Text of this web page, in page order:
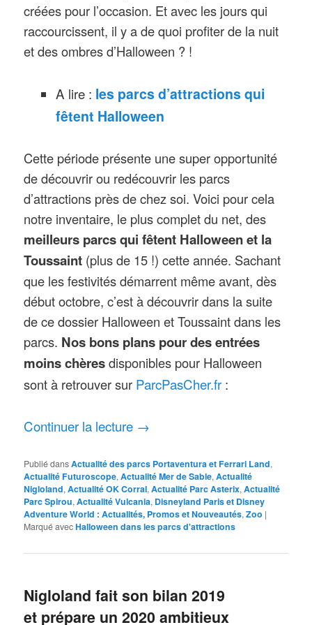
créées pour l’occasion. Et avec les jours qui
raccourcissent, il y a de quoi profiter de la nuit
et des ombres d’Halloween ? !
A lire : les parcs d’attractions qui
fêtent Halloween
Cette période présente une super opportunité
de découvrir ou redécouvrir les parcs
d’attractions près de chez soi. Voici pour cela
notre inventaire, le plus complet du net, des
meilleurs parcs qui fêtent Halloween et la
Toussaint (plus de 15 !) cette année. Sachant
que les festivités démarrent même avant, dès
début octobre, c’est à découvrir dans la suite
de ce dossier Halloween et Toussaint dans les
parcs. Nos bons plans pour des entrées
moins chèresdisponibles pour Halloween
sont à retrouver sur ParcPasCher.fr :
Continuer la lecture →
Publié dansActualité des parcs Portaventura et Ferrari Land,
Actualité Futuroscope,Actualité Mer de Sable,Actualité
Nigloland,Actualité OK Corral,Actualité Parc Asterix,Actualité
Parc Spirou,Actualité Vulcania, Disneyland Paris et Disney
Adventure World : Actualités, Promos et Nouveautés,Zoo |
Marqué avecHalloween dans les parcs d'attractions
Nigloland fait son bilan 2019
et prépare un 2020 ambitieux